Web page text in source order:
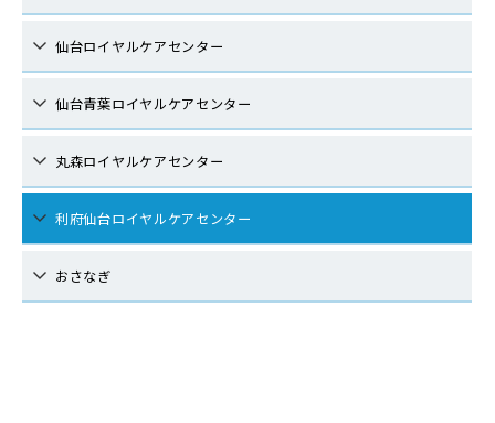
仙台ロイヤルケアセンター
仙台青葉ロイヤルケアセンター
丸森ロイヤルケアセンター
利府仙台ロイヤルケアセンター
おさなぎ